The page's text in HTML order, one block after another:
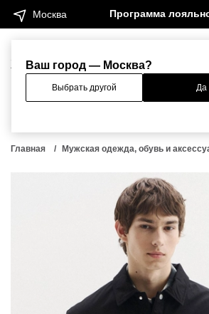
Ваш город — Москва?
Выбрать другой Да
Москва Программа
Женщинам Мужчинам
Главная Мужская одежда, обувь и